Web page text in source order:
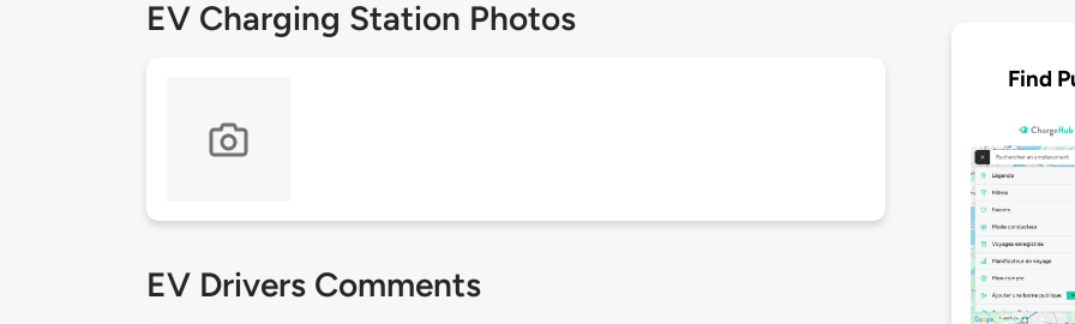
EV Charging Station Photos
EV Drivers Comments
Find